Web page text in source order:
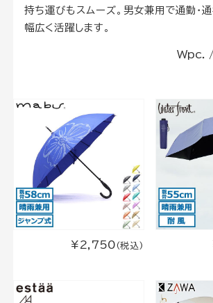
持ち運びもスムーズ。男女兼用で通勤・
幅広く活躍します。
Wpc.
¥2,750(税込)